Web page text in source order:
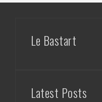
Le Bastart
Latest Posts